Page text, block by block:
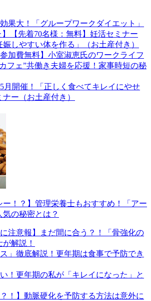
果大！「グループワークダイエット」
】【先着70名様：無料】妊活セミナー
娠しやすい体を作る」（お土産付き）
加費無料】小室淑恵氏のワークライフ
フェ”共働き夫婦を応援！家事時短の秘
5月開催！「正しく食べてキレイにやせ
ー（お土産付き）
ー！？】管理栄養士もおすすめ！「アー
の秘密とは？
に注意報】まだ間に合う？！「骨強化の
解説！
」徹底解説！更年期は食事で予防でき
！更年期の私が「キレイになった」と
！】動脈硬化を予防する方法は意外に